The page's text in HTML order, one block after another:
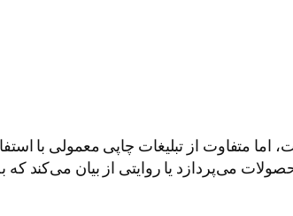
متفاوت از تبلیغات چاپی معمولی با
می‌پردازد یا روایتی از بیان می‌کند